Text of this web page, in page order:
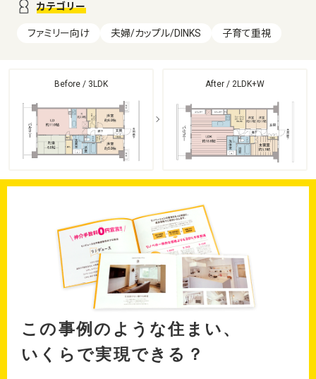
Before / 3LDK After / 2LDK+W
この事例のような住まい、
いくらで実現できる？
カテゴリー
ファミリー向け 夫婦/カップル/DINKS 子育て重視